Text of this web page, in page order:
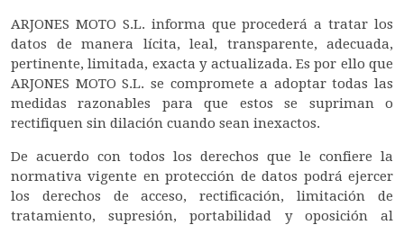
ARJONES MOTO S.L. informa que procederá a tratar los
datos de manera lícita, leal, transparente, adecuada,
pertinente, limitada, exacta y actualizada. Es por ello que
ARJONES MOTO S.L. se compromete a adoptar todas las
medidas razonables para que estos se supriman o
rectifiquen sin dilación cuando sean inexactos.
De acuerdo con todos los derechos que le confiere la
normativa vigente en protección de datos podrá ejercer
los derechos de acceso, rectificación, limitación de
tratamiento, supresión, portabilidad y oposición al